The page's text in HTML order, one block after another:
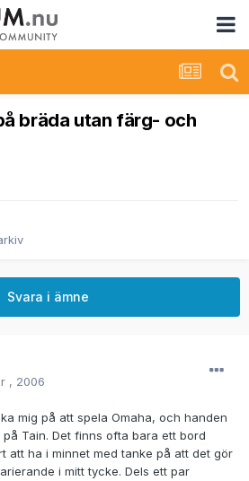
bräda utan färg- och
Svara i ämne
, 2006
mig på att spela Omaha, och handen
på Tain. Det finns ofta bara ett bord
att ha i minnet med tanke på att det gör
i mitt tycke. Dels ett par